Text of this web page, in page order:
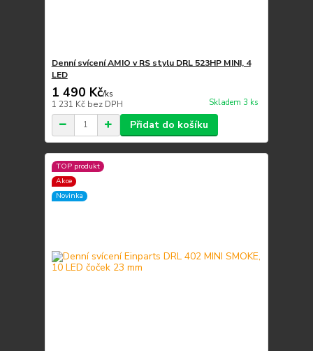
Denní svícení AMIO v RS stylu DRL 523HP MINI, 4
LED
1 490 Kč/ks
1 231 Kč bez DPH Skladem 3 ks
Přidat do košíku
TOP produkt
Akce
Novinka